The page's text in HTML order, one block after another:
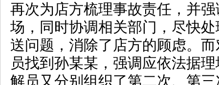
再次为店方梳理事故责任，并
场，同时协调相关部门，尽快
送问题，消除了店方的顾虑。
员找到孙某某，强调应依法据
解员又分别组织了第二次、第